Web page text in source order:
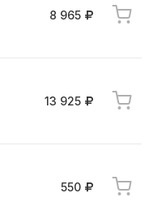
8 965
13 925
550